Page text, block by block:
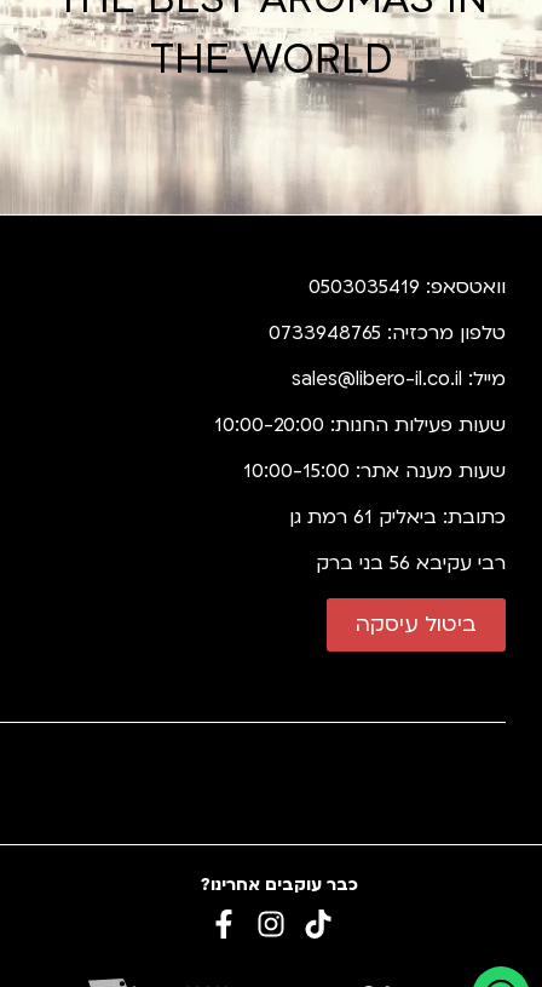
THE WORLD
וואטסאפ: 0503035419
טלפון מרכזיה: 0733948765
מייל: sales@libero-il.co.il
שעות פעילות החנות: 10:00-20:00
שעות מענה אתר: 10:00-15:00
כתובת: ביאליק 61 רמת גן
רבי עקיבא 56 בני ברק
ביטול עיסקה
כבר עוקבים אחרינו?